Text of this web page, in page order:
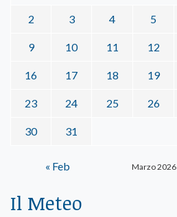
Marzo 2026
2 3 4 5
9 10 11 12
16 17 18 19
23 24 25 26
30 31
« Feb
Il Meteo